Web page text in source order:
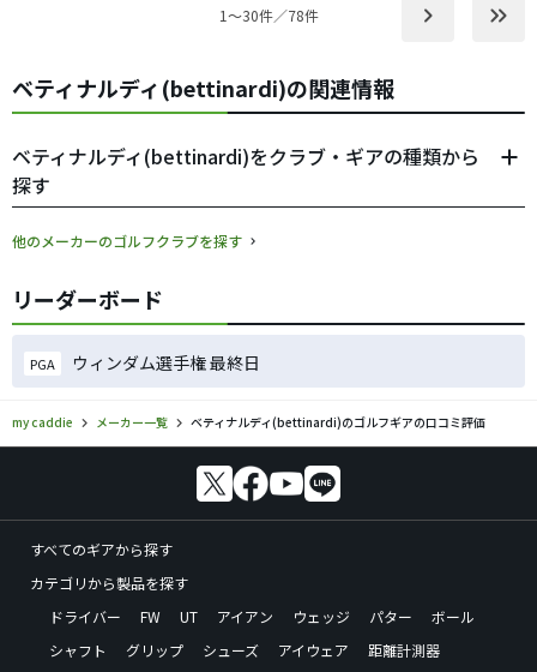
1〜30件／78件 keyboard_arrow_right keyboard_double_arrow_right
ベティナルディ(bettinardi)の関連情報
ベティナルディ(bettinardi)をクラブ・ギアの種類から
探す
他のメーカーのゴルフクラブを探す
リーダーボード
PGA ウィンダム選手権 最終日
my caddie メーカー一覧 ベティナルディ(bettinardi)のゴルフギアの口コミ評価
すべてのギアから探す
カテゴリから製品を探す
ドライバー
FW UT アイアン ウェッジ パター
ボール
シャフト
グリップ シューズ アイウェア
距離計測器